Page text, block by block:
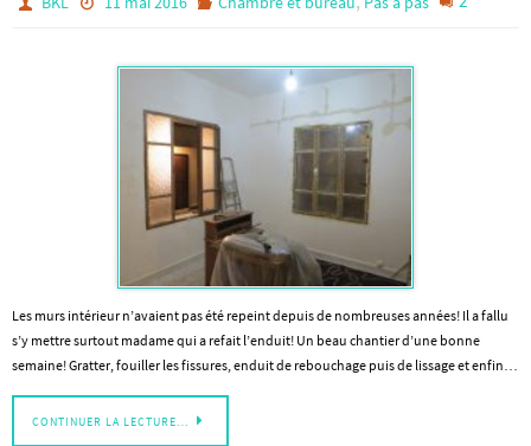
Les murs intérieur n’avaient pas été repeint depuis de nombreuses années! Il a fallu
s’y mettre surtout madame qui a refait l’enduit! Un beau chantier d’une bonne
semaine! Gratter, fouiller les fissures, enduit de rebouchage puis de lissage et enfin…
CONTINUER LA LECTURE…